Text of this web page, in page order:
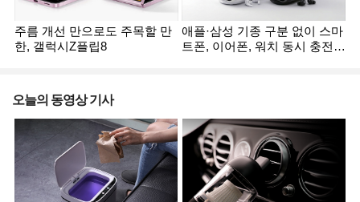
주름 개선 만으로도 주목할 만
한, 갤럭시Z플립8
애플·삼성 기종 구분 없이 스마
트폰, 이어폰, 워치 동시 충전
오늘의 동영상 기사